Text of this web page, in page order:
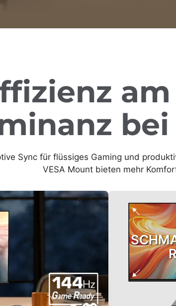
am
Sync für flüssiges Gaming und
VESA Mount bieten mehr